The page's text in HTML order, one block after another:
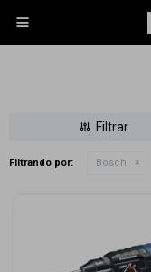

Filtrando por: Bosch